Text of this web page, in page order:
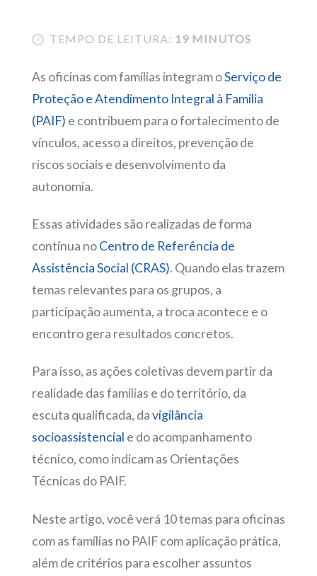
TEMPO DE LEITURA: 19 MINUTOS
As oficinas com famílias integram oServiço de
Proteção e Atendimento Integral à Família
(PAIF) e contribuem para o fortalecimento de
vínculos, acesso a direitos, prevenção de
riscos sociais e desenvolvimento da
autonomia.
Essas atividades são realizadas de forma
contínua noCentro de Referência de
Assistência Social (CRAS). Quando elas trazem
temas relevantes para os grupos, a
participação aumenta, a troca acontece e o
encontro gera resultados concretos.
Para isso, as ações coletivas devem partir da
realidade das famílias e do território, da
escuta qualificada, davigilância
socioassistencial e do acompanhamento
técnico, como indicam as Orientações
Técnicas do PAIF.
Neste artigo, você verá 10 temas para oficinas
com as famílias no PAIFcom aplicação prática,
além de critérios para escolher assuntos